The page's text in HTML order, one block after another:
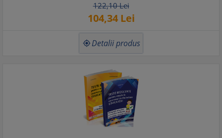
122,10Lei
104,34Lei
 Detalii produs